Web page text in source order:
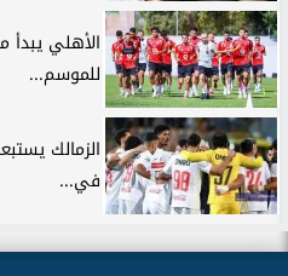
الأهلي يبدأ
للموسم...
في...